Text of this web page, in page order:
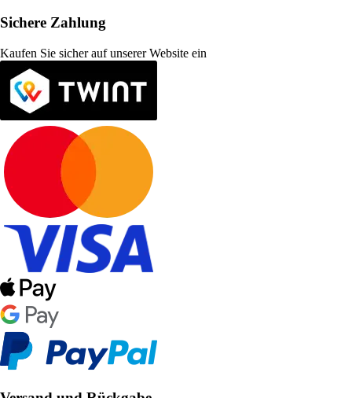
Sichere Zahlung
Kaufen Sie sicher auf unserer Website ein